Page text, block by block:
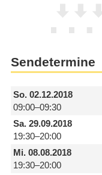
Sendetermine
So.02.12.2018
09:00–09:30
Sa.29.09.2018
19:30–20:00
Mi.08.08.2018
19:30–20:00